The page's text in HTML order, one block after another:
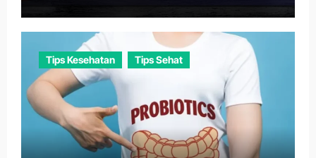
Tips Kesehatan Tips Sehat